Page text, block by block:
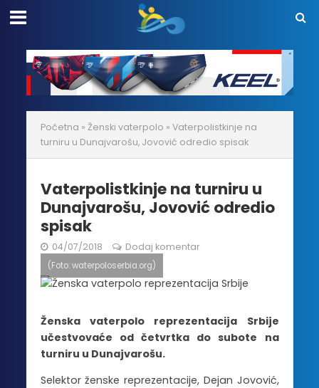
Početna » Ženski vaterpolo » Vaterpolistkinje na
turniru u Dunajvarošu, Jovović odredio spisak
Vaterpolistkinje na turniru u
Dunajvarošu, Jovović odredio
spisak
04/07/2018 Dodaj komentar
(Foto: waterpoloserbia.org)
Ženska vaterpolo reprezentacija Srbije
učestvovaće od četvrtka do subote na
turniru u Dunajvarošu.
Selektor ženske reprezentacije, Dejan Jovović,